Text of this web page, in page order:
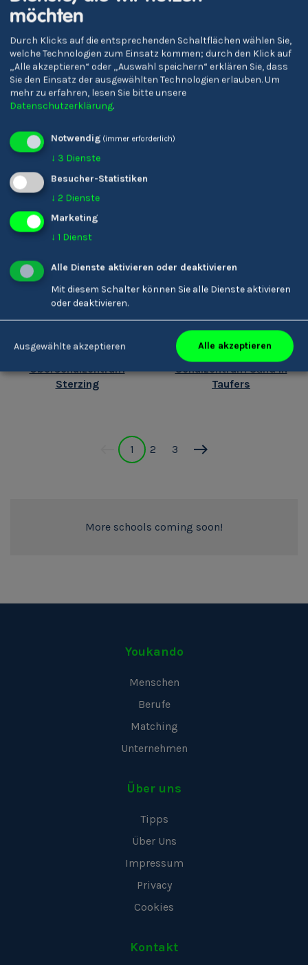
Oberschulen 'J. Ph.
Oberschulzentrum
Sterzing
Schulzentrum Sand in
Taufers
1 2 3
More schools coming soon!
Youkando
Menschen
Berufe
Matching
Unternehmen
Über uns
Tipps
Über Uns
Impressum
Privacy
Cookies
Kontakt
möchten
Durch Klicks auf die entsprechenden Schaltflächen wählen Sie,
welche Technologien zum Einsatz kommen; durch den Klick auf
„Alle akzeptieren“ oder „Auswahl speichern“ erklären Sie, dass
Sie den Einsatz der ausgewählten Technologien erlauben.Um
mehr zu erfahren, lesen Sie bitte unsere
Datenschutzerklärung.
Notwendig (immer erforderlich)
↓ 3 Dienste
Besucher-Statistiken
↓ 2 Dienste
Marketing
↓ 1 Dienst
Alle Dienste aktivieren oder deaktivieren
Mit diesem Schalter können Sie alle Dienste aktivieren
oder deaktivieren.
Ausgewählte akzeptieren Alle akzeptieren